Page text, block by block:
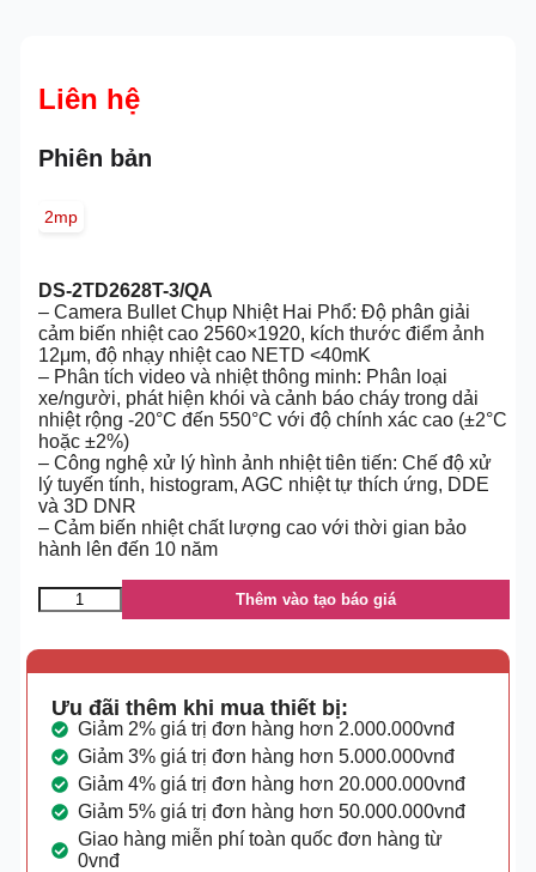
Liên hệ
Phiên bản
2mp
DS-2TD2628T-3/QA
– Camera Bullet Chụp Nhiệt Hai Phổ: Độ phân giải
cảm biến nhiệt cao 2560×1920, kích thước điểm ảnh
12μm, độ nhạy nhiệt cao NETD <40mK
– Phân tích video và nhiệt thông minh: Phân loại
xe/người, phát hiện khói và cảnh báo cháy trong dải
nhiệt rộng -20°C đến 550°C với độ chính xác cao (±2°C
hoặc ±2%)
– Công nghệ xử lý hình ảnh nhiệt tiên tiến: Chế độ xử
lý tuyến tính, histogram, AGC nhiệt tự thích ứng, DDE
và 3D DNR
– Cảm biến nhiệt chất lượng cao với thời gian bảo
hành lên đến 10 năm
Thêm vào tạo báo giá
Ưu đãi thêm khi mua thiết bị:
Giảm 2% giá trị đơn hàng hơn 2.000.000vnđ
Giảm 3% giá trị đơn hàng hơn 5.000.000vnđ
Giảm 4% giá trị đơn hàng hơn 20.000.000vnđ
Giảm 5% giá trị đơn hàng hơn 50.000.000vnđ
Giao hàng miễn phí toàn quốc đơn hàng từ
0vnđ